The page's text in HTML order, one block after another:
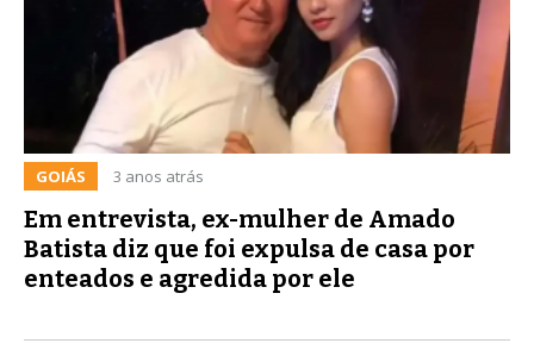
GOIÁS 3 anos atrás
Em entrevista, ex-mulher de Amado
Batista diz que foi expulsa de casa por
enteados e agredida por ele